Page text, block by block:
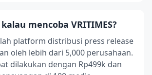
mencoba VRITIMES?
platform distribusi press release
oleh lebih dari 5,000 perusahaan.
dilakukan dengan Rp499k dan